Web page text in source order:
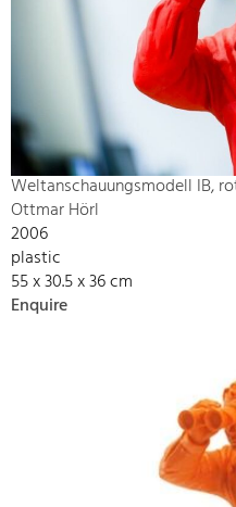
Weltanschauungsmodell IB,
Ottmar Hörl
2006
plastic
55 x 30.5 x 36 cm
Enquire